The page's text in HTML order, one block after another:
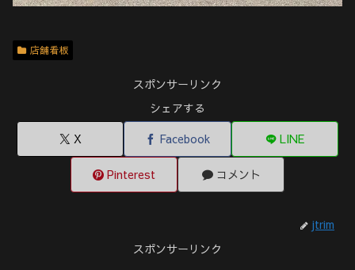
店舗看板
スポンサーリンク
シェアする
X
Facebook LINE
Pinterest コメント
jtrim
スポンサーリンク